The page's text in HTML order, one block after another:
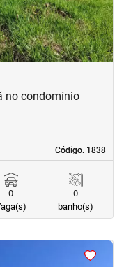
Código. 1838
Código. 1838
no condomínio
0
0
banho(s)